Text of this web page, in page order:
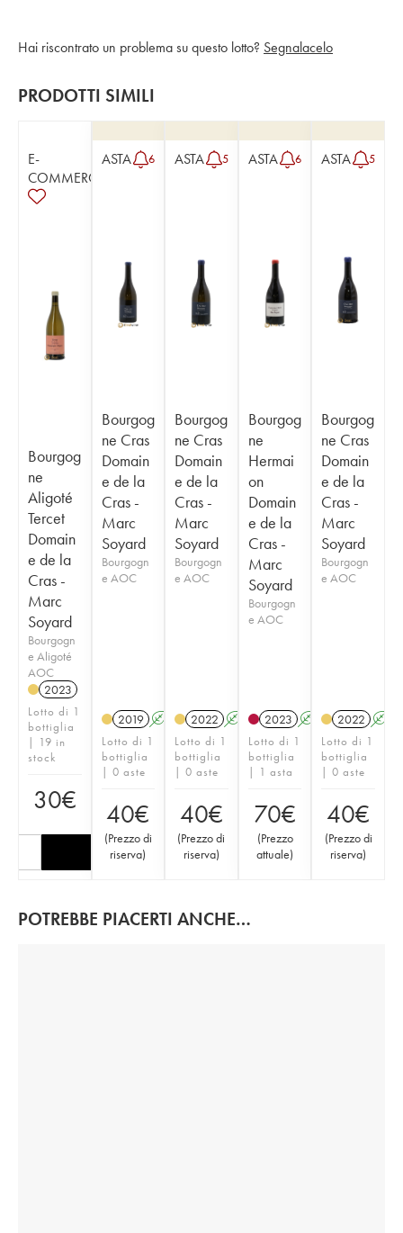
Hai riscontrato un problema su questo lotto? Segnalacelo
PRODOTTI SIMILI
E-
COMMERCE
Bourgog
ne
Aligoté
Tercet
Domain
e de la
Cras -
Marc
Soyard
Bourgogn
e Aligoté
AOC
2023
Lotto di 1
bottiglia
| 19 in
stock
30€
ASTA 6
Bourgog
ne Cras
Domain
e de la
Cras -
Marc
Soyard
Bourgogn
e AOC
2019 A K
Lotto di 1
bottiglia
| 0 aste
40€
(Prezzo di
riserva)
ASTA 5
Bourgog
ne Cras
Domain
e de la
Cras -
Marc
Soyard
Bourgogn
e AOC
2022 A K
Lotto di 1
bottiglia
| 0 aste
40€
(Prezzo di
riserva)
ASTA 6
Bourgog
ne
Hermai
on
Domain
e de la
Cras -
Marc
Soyard
Bourgogn
e AOC
2023 A K
Lotto di 1
bottiglia
| 1 asta
70€
(Prezzo
attuale)
ASTA 5
Bourgog
ne Cras
Domain
e de la
Cras -
Marc
Soyard
Bourgogn
e AOC
2022 A
Lotto di 1
bottiglia
| 0 aste
40€
(Prezzo di
riserva)
POTREBBE PIACERTI ANCHE…